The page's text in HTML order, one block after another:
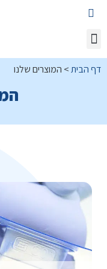
דף הבית> המוצרים שלנו